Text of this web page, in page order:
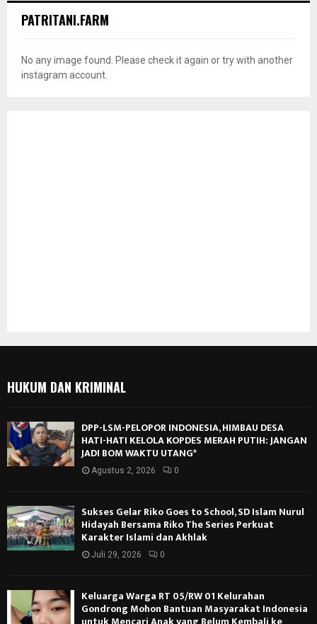
PATRITANI.FARM
No any image found. Please check it again or try with another
instagram account.
HUKUM DAN KRIMINAL
DPP-LSM-PELOPOR INDONESIA, HIMBAU DESA
HATI-HATI KELOLA KOPDES MERAH PUTIH: JANGAN
JADI BOM WAKTU UTANG*
Agustus 2, 2026 0
Sukses Gelar Riko Goes to School, SD Islam Nurul
Hidayah Bersama Riko The Series Perkuat
Karakter Islami dan Akhlak
Juli 29, 2026 0
Keluarga Warga RT 05/RW 01 Kelurahan
Gondrong Mohon Bantuan Masyarakat Indonesia